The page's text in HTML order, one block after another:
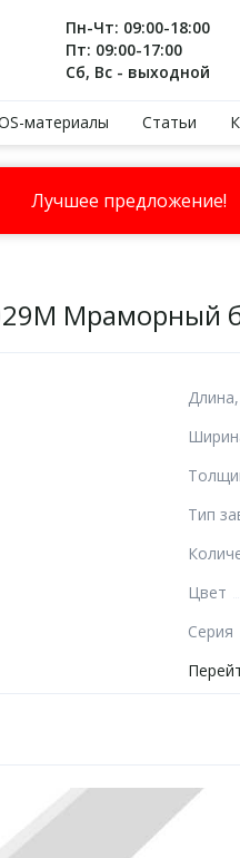
Пн-Чт: 09:00-18:00
Пт: 09:00-17:00
Сб, Вс - выходной
материалы Статьи
Лучшее предложение!
Мраморный
Тип
Цвет
Серия